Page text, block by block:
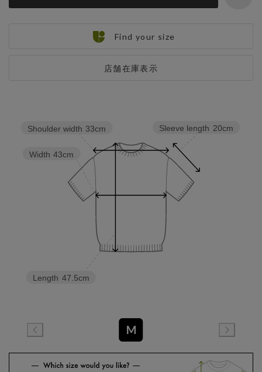
店舗在庫表示
Find your size
Sleeve length 20cm
Length 47.5cm
Width 43cm
Shoulder width 33cm
M